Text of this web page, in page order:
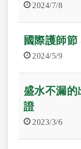
2024/7/8
國際護師
2024/5/9
盛水不漏的
證
2023/3/6